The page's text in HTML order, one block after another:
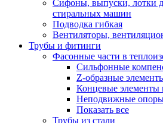
Сифоны, выпуски, лотки
стиральных машин
Подводка гибкая
Вентиляторы,
Трубы и фитинги
Фасонные части в
Cильфонные
Z-образные
Концевые
Неподвижные
Показать все
Трубы из стали